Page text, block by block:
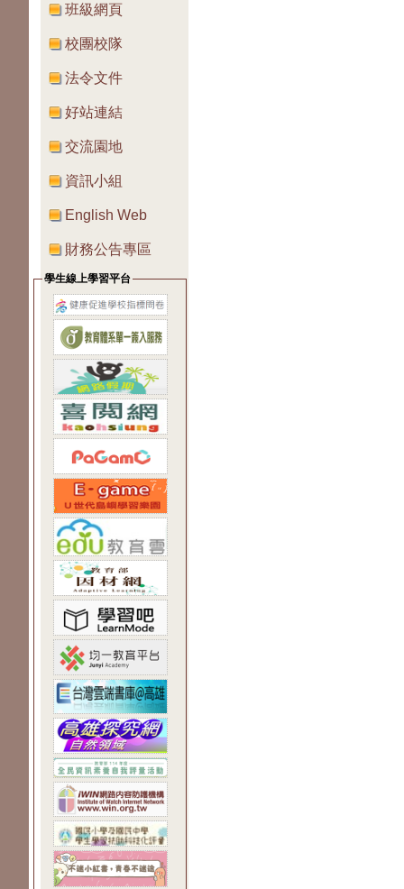
班級網頁
校團校隊
法令文件
好站連結
交流園地
資訊小組
English Web
財務公告專區
學生線上學習平台